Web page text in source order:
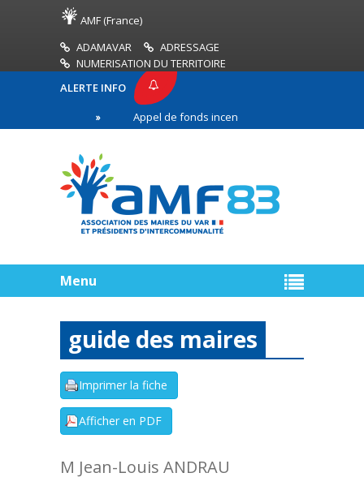
AMF (France)
ADAMAVAR
ADRESSAGE
NUMERISATION DU TERRITOIRE
ALERTE INFO
Appel de fonds incendies de forêt
ligne
Menu
guide des maires
M Jean-Louis ANDRAU